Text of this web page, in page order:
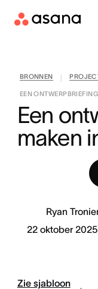
BRONNEN
EEN
Een
maken
Ryan
22 oktober 2025
Zie sjabloon